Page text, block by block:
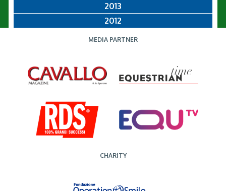
2013
2012
MEDIA PARTNER
CHARITY